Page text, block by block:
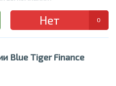
Нет 0
Blue Tiger Finance